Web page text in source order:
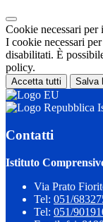
Cookie necessari
I cookie necessari
disabilitati. È
policy.
Accetta tutti Salva
Contatti
Istituto
Via Prato
Tel: 051/
Tel: 051/